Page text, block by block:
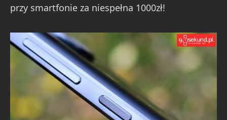
przy smartfonie za niespełna 1000zł!